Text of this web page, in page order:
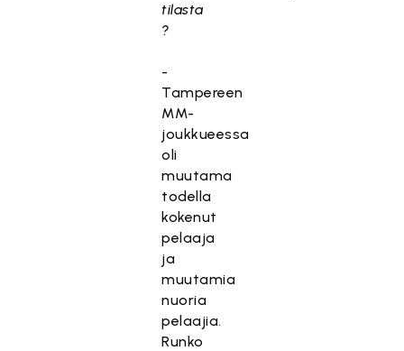
tilasta
?
-
Tampereen
MM-
joukkueessa
oli
muutama
todella
kokenut
pelaaja
ja
muutamia
nuoria
pelaajia.
Runko